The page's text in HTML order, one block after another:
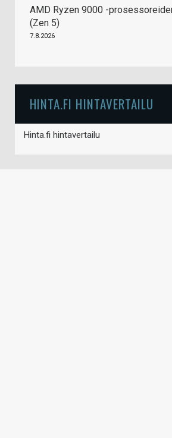
AMD Ryzen 9000 -
(Zen 5)
7.8.2026
HINTA.FI HINTAVERTAILU
Hinta.fi hintavertailu